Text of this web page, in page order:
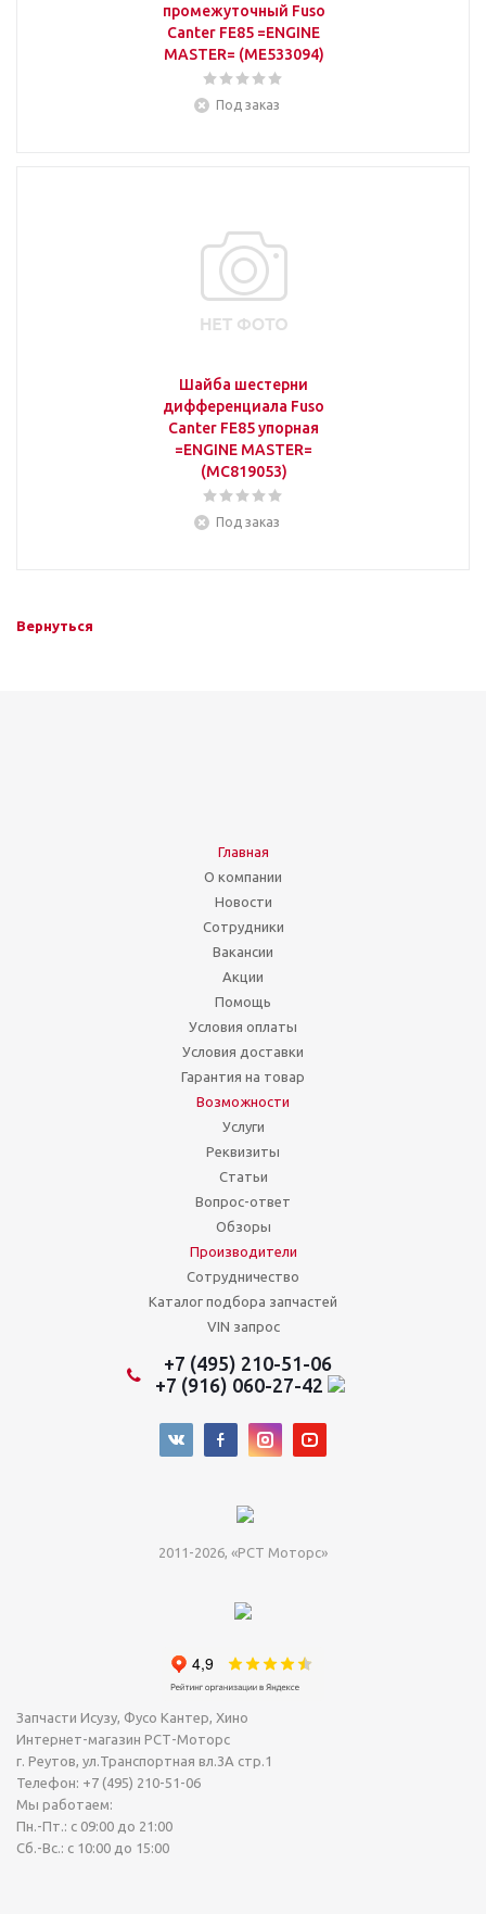
промежуточный Fuso
Canter FE85 =ENGINE
MASTER= (ME533094)
Под заказ
Шайба шестерни
дифференциала Fuso
Canter FE85 упорная
=ENGINE MASTER=
(MC819053)
Под заказ
Вернуться
Главная
О компании
Новости
Сотрудники
Вакансии
Акции
Помощь
Условия оплаты
Условия доставки
Гарантия на товар
Возможности
Услуги
Реквизиты
Статьи
Вопрос-ответ
Обзоры
Производители
Сотрудничество
Каталог подбора запчастей
VIN запрос
+7 (495) 210-51-06
+7 (916) 060-27-42
2011-2026, «РСТ Моторс»
Запчасти Исузу, Фусо Кантер, Хино
Интернет-магазин РСТ-Моторс
г. Реутов, ул.Транспортная вл.3А стр.1
Телефон: +7 (495) 210-51-06
Мы работаем:
Пн.-Пт.: с 09:00 до 21:00
Сб.-Вс.: с 10:00 до 15:00